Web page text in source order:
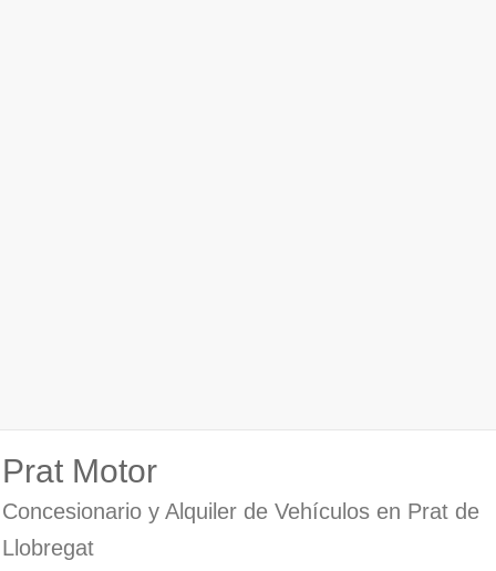
Prat Motor
Concesionario y Alquiler de Vehículos en Prat de
Llobregat